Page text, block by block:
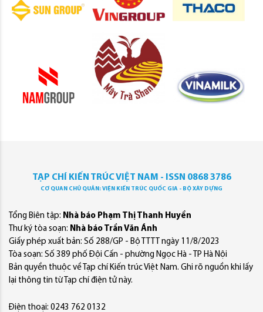
TẠP CHÍ KIẾN TRÚC VIỆT NAM - ISSN 0868 3786
CƠ QUAN CHỦ QUẢN: VIỆN KIẾN TRÚC QUỐC GIA - BỘ XÂY DỰNG
Tổng Biên tập: Nhà báo Phạm Thị Thanh Huyền
Thư ký tòa soạn: Nhà báo Trần Văn Ánh
Giấy phép xuất bản: Số 288/GP - Bộ TTTT ngày 11/8/2023
Tòa soạn: Số 389 phố Đội Cấn - phường Ngọc Hà - TP Hà Nội
Bản quyền thuộc về Tạp chí Kiến trúc Việt Nam. Ghi rõ nguồn khi lấy
lại thông tin từ Tạp chí điện tử này.
Điện thoại: 0243 762 0132